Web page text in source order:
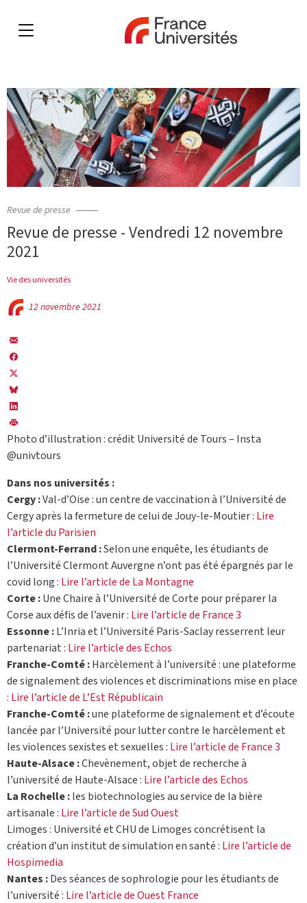
Revue de presse
Revue de presse - Vendredi 12 novembre
2021
Vie des universités
12 novembre 2021
Photo d’illustration : crédit Université de Tours – Insta
@univtours
Dans nos universités :
Cergy :Val-d’Oise : un centre de vaccination à l’Université de
Cergy après la fermeture de celui de Jouy-le-Moutier : Lire
l’article du Parisien
Clermont-Ferrand :Selon une enquête, les étudiants de
l’Université Clermont Auvergne n’ont pas été épargnés par le
covid long : Lire l’article de La Montagne
Corte :Une Chaire à l’Université de Corte pour préparer la
Corse aux défis de l’avenir : Lire l’article de France 3
Essonne :L’Inria et l’Université Paris-Saclay resserrent leur
partenariat : Lire l’article des Echos
Franche-Comté :Harcèlement à l’université : une plateforme
de signalement des violences et discriminations mise en place
: Lire l’article de L’Est Républicain
Franche-Comté :une plateforme de signalement et d’écoute
lancée par l’Université pour lutter contre le harcèlement et
les violences sexistes et sexuelles : Lire l’article de France 3
Haute-Alsace :Chevènement, objet de recherche à
l’université de Haute-Alsace : Lire l’article des Echos
La Rochelle :les biotechnologies au service de la bière
artisanale : Lire l’article de Sud Ouest
Limoges : Université et CHU de Limoges concrétisent la
création d’un institut de simulation en santé : Lire l’article de
Hospimedia
Nantes :Des séances de sophrologie pour les étudiants de
l’université : Lire l’article de Ouest France